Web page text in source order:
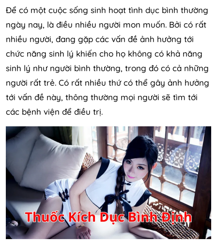
THUỐC VIÊN KÍCH DỤC NAM
SẢN PHẨM KHÁC
Để có một cuộc sống sinh hoạt tình dục bình thường
ngày nay, là điều nhiều người mon muốn. Bởi có rất
nhiều người, đang gặp các vấn đề ảnh hưởng tới
chức năng sinh lý khiến cho họ không có khả năng
sinh lý như người bình thường, trong đó có cả những
người rất trẻ. Có rất nhiều thứ có thể gây ảnh hưởng
tới vấn đề này, thông thường mọi người sẽ tìm tới
các bệnh viện để điều trị.